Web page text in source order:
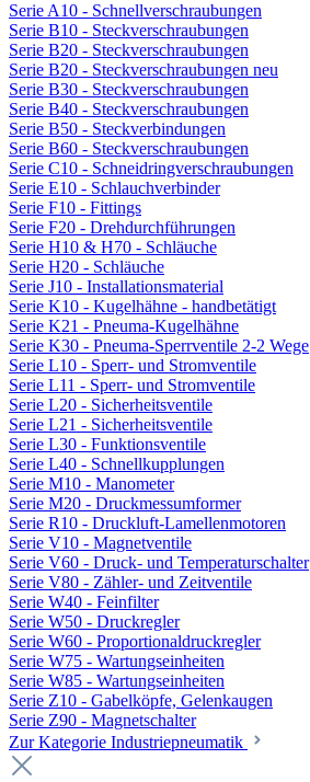
Serie A10 - Schnellverschraubungen
Serie B10 - Steckverschraubungen
Serie B20 - Steckverschraubungen
Serie B20 - Steckverschraubungen neu
Serie B30 - Steckverschraubungen
Serie B40 - Steckverschraubungen
Serie B50 - Steckverbindungen
Serie B60 - Steckverschraubungen
Serie C10 - Schneidringverschraubungen
Serie E10 - Schlauchverbinder
Serie F10 - Fittings
Serie F20 - Drehdurchführungen
Serie H10 & H70 - Schläuche
Serie H20 - Schläuche
Serie J10 - Installationsmaterial
Serie K10 - Kugelhähne - handbetätigt
Serie K21 - Pneuma-Kugelhähne
Serie K30 - Pneuma-Sperrventile 2-2 Wege
Serie L10 - Sperr- und Stromventile
Serie L11 - Sperr- und Stromventile
Serie L20 - Sicherheitsventile
Serie L21 - Sicherheitsventile
Serie L30 - Funktionsventile
Serie L40 - Schnellkupplungen
Serie M10 - Manometer
Serie M20 - Druckmessumformer
Serie R10 - Druckluft-Lamellenmotoren
Serie V10 - Magnetventile
Serie V60 - Druck- und Temperaturschalter
Serie V80 - Zähler- und Zeitventile
Serie W40 - Feinfilter
Serie W50 - Druckregler
Serie W60 - Proportionaldruckregler
Serie W75 - Wartungseinheiten
Serie W85 - Wartungseinheiten
Serie Z10 - Gabelköpfe, Gelenkaugen
Serie Z90 - Magnetschalter
Zur Kategorie Industriepneumatik